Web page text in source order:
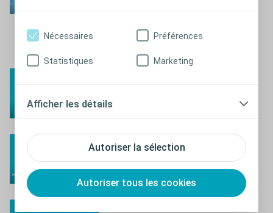
Autoriser la sélection
Autoriser tous les cookies
Nécessaires Préférences
Statistiques Marketing
Afficher les détails